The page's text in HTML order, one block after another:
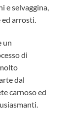
e selvaggina,
ed arrosti.
un
di
dal
carnoso ed